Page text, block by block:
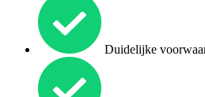
Duidelijke